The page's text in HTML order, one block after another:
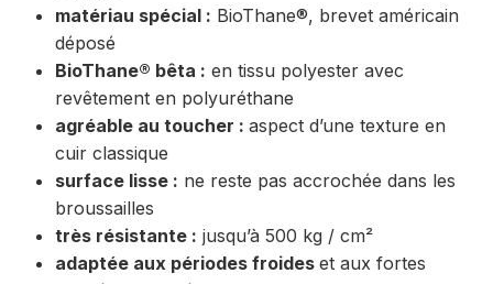
matériau spécial : BioThane®, brevet américain
déposé
BioThane® bêta : en tissu polyester avec
revêtement en polyuréthane
agréable au toucher : aspect d’une texture en
cuir classique
surface lisse : ne reste pas accrochée dans les
broussailles
très résistante : jusqu’à 500 kg / cm²
adaptée aux périodes froides et aux fortes